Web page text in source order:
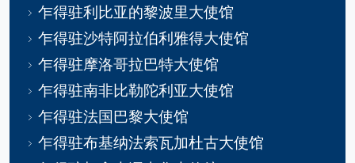
乍得驻利比亚的黎波里大使馆
乍得驻沙特阿拉伯利雅得大使馆
乍得驻摩洛哥拉巴特大使馆
乍得驻南非比勒陀利亚大使馆
乍得驻法国巴黎大使馆
乍得驻布基纳法索瓦加杜古大使馆